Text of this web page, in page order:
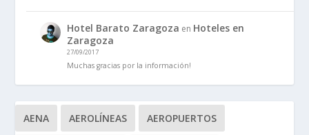
Hotel Barato Zaragoza en Hoteles en
Zaragoza
27/09/2017
Muchas gracias por la información!
AENA AEROLÍNEAS AEROPUERTOS